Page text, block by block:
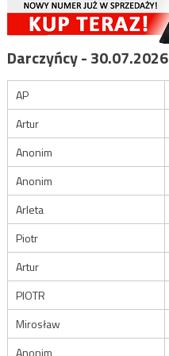
Darczyńcy - 30.07.2026
AP
Artur
Anonim
Anonim
Arleta
Piotr
Artur
PIOTR
Mirosław
Anonim